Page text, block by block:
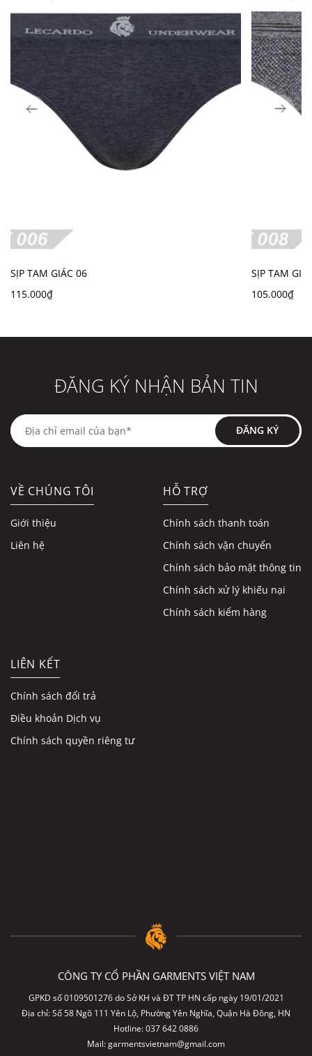
SỊP TAM GIÁC 06
115.000₫
SỊP TAM
105.000₫
ĐĂNG KÝ NHẬN BẢN TIN
ĐĂNG KÝ
VỀ CHÚNG TÔI
Giới thiệu
Liên hệ
HỖ TRỢ
Chính sách thanh toán
Chính sách vận chuyển
Chính sách bảo mật thông tin
Chính sách xử lý khiếu nại
Chính sách kiểm hàng
LIÊN KẾT
Chính sách đổi trả
Điều khoản Dịch vụ
Chính sách quyền riêng tư
CÔNG TY CỔ PHẦN GARMENTS VIỆT NAM
GPKD số 0109501276 do Sở KH và ĐT TP HN cấp ngày 19/01/2021
Địa chỉ: Số 58 Ngõ 111 Yên Lộ, Phường Yên Nghĩa, Quận Hà Đông, HN
Hotline:037 642 0886
Mail:garmentsvietnam@gmail.com